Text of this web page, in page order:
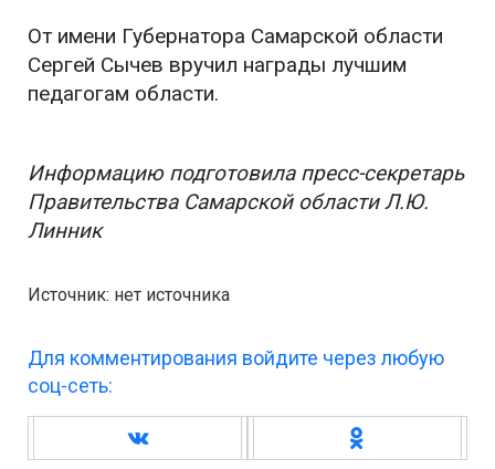
От имени Губернатора Самарской области
Сергей Сычев вручил награды лучшим
педагогам области.
Информацию подготовила пресс-секретарь
Правительства Самарской области Л.Ю.
Линник
Источник: нет источника
Для комментирования войдите через любую
соц-сеть: